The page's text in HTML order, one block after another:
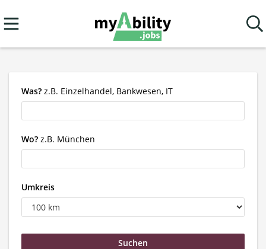
Was? z.B. Einzelhandel, Bankwesen, IT
Wo? z.B. München
Umkreis